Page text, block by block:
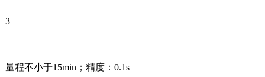
3
量程不小于15min；精度：0.1s